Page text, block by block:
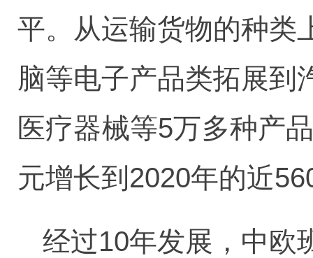
平。从运输货物的种类
脑等电子产品类拓展到
医疗器械等5万多种产
元增长到2020年的近
经过10年发展，中欧